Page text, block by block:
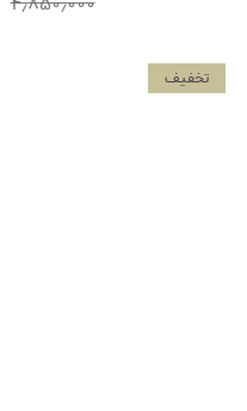
تخفیف